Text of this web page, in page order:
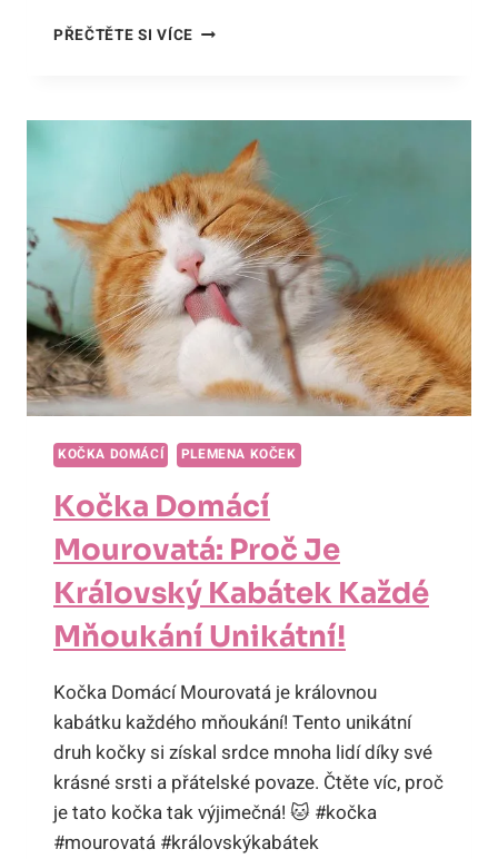
PŘEČTĚTE SI VÍCEDOMÁCÍ
GURMÁNSKÉ
RECEPTY
PRO
VAŠEHO
KULINAŘSKÉHO
MŇOUKÁNÍ!
KOČKA DOMÁCÍ PLEMENA KOČEK
Kočka Domácí
Mourovatá: Proč Je
Královský Kabátek Každé
Mňoukání Unikátní!
Kočka Domácí Mourovatá je královnou
kabátku každého mňoukání! Tento unikátní
druh kočky si získal srdce mnoha lidí díky své
krásné srsti a přátelské povaze. Čtěte víc, proč
je tato kočka tak výjimečná! 🐱 #kočka
#mourovatá #královskýkabátek